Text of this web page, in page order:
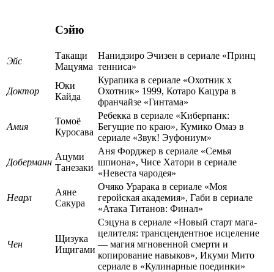
Сэйю
Эйс
Такащи
Мацуяма
Нанидзиро Эчизен в сериале «Принц
тенниса»
Доктор
Юки
Кайда
Курапика в сериале «Охотник х
Охотник» 1999, Котаро Кацура в
франчайзе «Гинтама»
Амия
Томоё
Куросава
Ребекка в сериале «Киберпанк:
Бегущие по краю», Кумико Омаэ в
сериале «Звук! Эуфониум»
Доберманн
Ацуми
Танезаки
Аня Форджер в сериале «Семья
шпиона», Чисе Хатори в сериале
«Невеста чародея»
Неарл
Аяне
Сакура
Очяко Урарака в сериале «Моя
геройская академия», Габи в сериале
«Атака Титанов: Финал»
Чен
Щизука
Ищигами
Сэцуна в сериале «Новый старт мага-
целителя: трансцендентное исцеление
— магия мгновенной смерти и
копирование навыков», Икуми Мито
сериале в «Кулинарные поединки»